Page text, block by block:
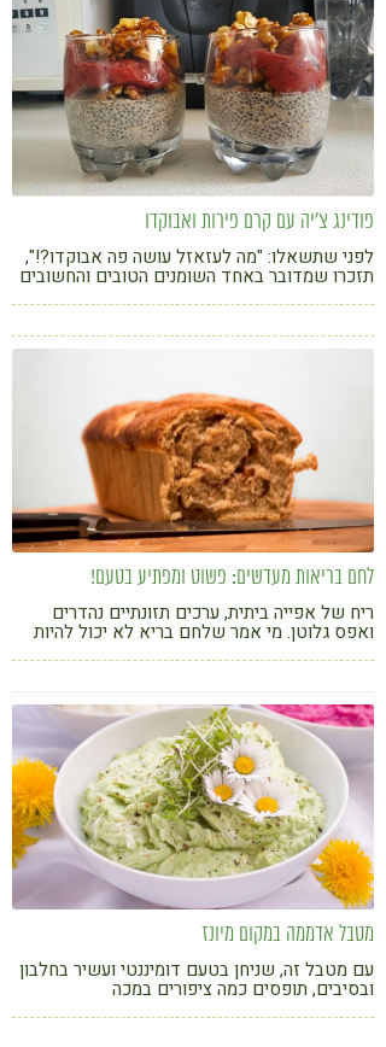
פודינג צ'יה עם קרם פירות ואבוקדו
לפני שתשאלו: "מה לעזאזל עושה פה אבוקדו?!",
תזכרו שמדובר באחד השומנים הטובים והחשובים
בקינוחים!
לחם בריאות מעדשים: פשוט ומפתיע בטעם!
ריח של אפייה ביתית, ערכים תזונתיים נהדרים
ואפס גלוטן. מי אמר שלחם בריא לא יכול להיות
מטבל אדממה במקום מיונז
עם מטבל זה, שניחן בטעם דומיננטי ועשיר בחלבון
ובסיבים, תופסים כמה ציפורים במכה